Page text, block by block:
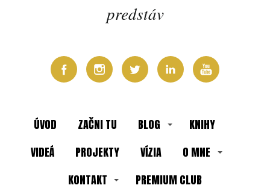
predstáv
ÚVOD ZAČNI TU BLOG
KNIHY
VIDEÁ
PROJEKTY VÍZIA
O MNE
KONTAKT
PREMIUM CLUB